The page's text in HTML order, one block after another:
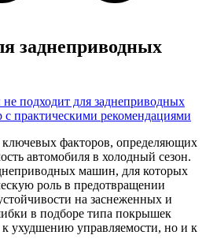
заднеприводных
подходит для заднеприводных
практическими рекомендациями
факторов, определяющих
автомобиля в холодный сезон.
машин, для которых
роль в предотвращении
на заснеженных и
в подборе типа покрышек
к ухудшению управляемости, но и к